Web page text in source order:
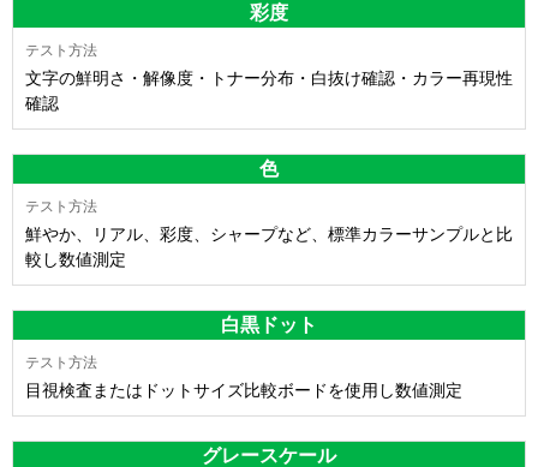
彩度
文字の鮮明さ・解像度・トナー分布・白抜け確認・カラー再現性
確認
色
鮮やか、リアル、彩度、シャープなど、標準カラーサンプルと比
較し数値測定
白黒ドット
目視検査またはドットサイズ比較ボードを使用し数値測定
グレースケール